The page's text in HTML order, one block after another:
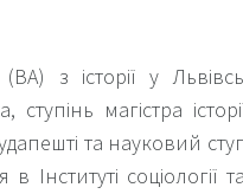
з історії у
ступінь магістра
та науковий
в Інституті соціології